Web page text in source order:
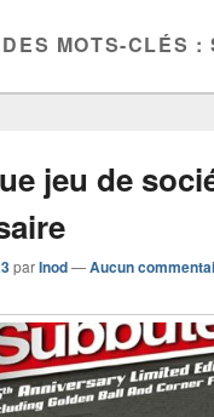
MOTS-CLÉS :
jeu de
parInod—Aucun